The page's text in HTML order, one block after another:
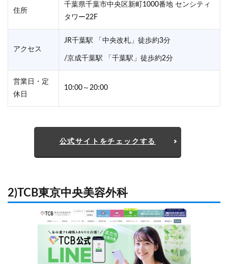
住所
千葉県千葉市中央区新町1000番地 センシティ
タワー22F
アクセス
JR千葉駅 「中央改札」徒歩約3分
/京成千葉駅 「千葉駅」徒歩約2分
営業日・定
休日
10:00～20:00
公式サイトをチェックする
2)TCB東京中央美容外科